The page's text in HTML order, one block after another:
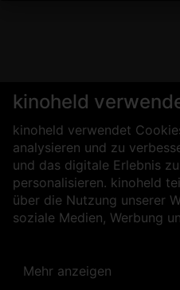
kinoheld
kinoheld verwendet
analysieren und zu
und das digitale Erlebnis
personalisieren. kinoheld
über die Nutzung unserer
soziale Medien, Werbung
Mehr anzeigen